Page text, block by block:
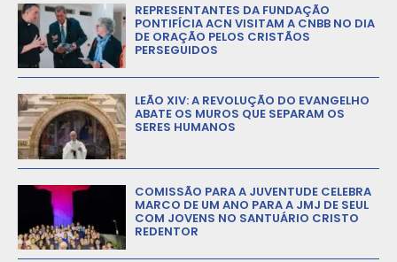
REPRESENTANTES DA FUNDAÇÃO
PONTIFÍCIA ACN VISITAM A CNBB NO DIA
DE ORAÇÃO PELOS CRISTÃOS
PERSEGUIDOS
LEÃO XIV: A REVOLUÇÃO DO EVANGELHO
ABATE OS MUROS QUE SEPARAM OS
SERES HUMANOS
COMISSÃO PARA A JUVENTUDE CELEBRA
MARCO DE UM ANO PARA A JMJ DE SEUL
COM JOVENS NO SANTUÁRIO CRISTO
REDENTOR